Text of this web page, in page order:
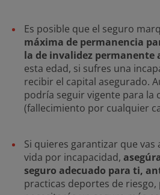
Es posible que el seguro
máxima de permanencia
la de invalidez permanente
esta edad, si sufres una
recibir el capital asegurado.
podría seguir vigente para la
(fallecimiento por cualquier
Si quieres garantizar que
vida por incapacidad,
seguro adecuado para ti,
practicas deportes de